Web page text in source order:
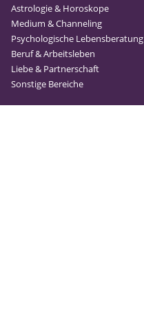
Astrologie & Horoskope
Medium & Channeling
Psychologische Lebensberatung
Beruf & Arbeitsleben
Liebe & Partnerschaft
Sonstige Bereiche